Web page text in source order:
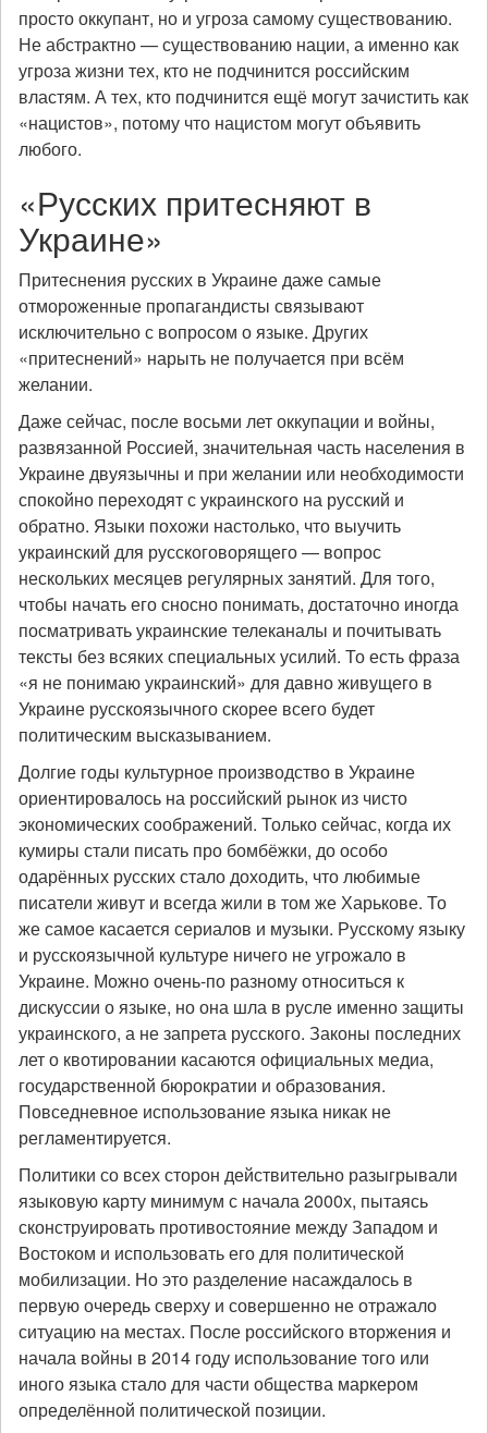
просто оккупант, но и угроза самому существованию.
Не абстрактно — существованию нации, а именно как
угроза жизни тех, кто не подчинится российским
властям. А тех, кто подчинится ещё могут зачистить как
«нацистов», потому что нацистом могут объявить
любого.
«Русских притесняют в
Украине»
Притеснения русских в Украине даже самые
отмороженные пропагандисты связывают
исключительно с вопросом о языке. Других
«притеснений» нарыть не получается при всём
желании.
Даже сейчас, после восьми лет оккупации и войны,
развязанной Россией, значительная часть населения в
Украине двуязычны и при желании или необходимости
спокойно переходят с украинского на русский и
обратно. Языки похожи настолько, что выучить
украинский для русскоговорящего — вопрос
нескольких месяцев регулярных занятий. Для того,
чтобы начать его сносно понимать, достаточно иногда
посматривать украинские телеканалы и почитывать
тексты без всяких специальных усилий. То есть фраза
«я не понимаю украинский» для давно живущего в
Украине русскоязычного скорее всего будет
политическим высказыванием.
Долгие годы культурное производство в Украине
ориентировалось на российский рынок из чисто
экономических соображений. Только сейчас, когда их
кумиры стали писать про бомбёжки, до особо
одарённых русских стало доходить, что любимые
писатели живут и всегда жили в том же Харькове. То
же самое касается сериалов и музыки. Русскому языку
и русскоязычной культуре ничего не угрожало в
Украине. Можно очень-по разному относиться к
дискуссии о языке, но она шла в русле именно защиты
украинского, а не запрета русского. Законы последних
лет о квотировании касаются официальных медиа,
государственной бюрократии и образования.
Повседневное использование языка никак не
регламентируется.
Политики со всех сторон действительно разыгрывали
языковую карту минимум с начала 2000х, пытаясь
сконструировать противостояние между Западом и
Востоком и использовать его для политической
мобилизации. Но это разделение насаждалось в
первую очередь сверху и совершенно не отражало
ситуацию на местах. После российского вторжения и
начала войны в 2014 году использование того или
иного языка стало для части общества маркером
определённой политической позиции.